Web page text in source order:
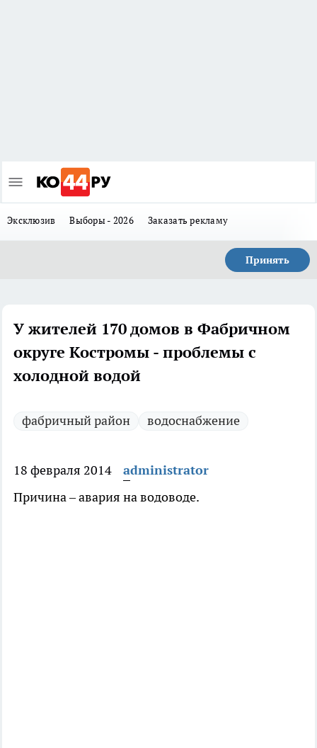
Эксклюзив Выборы - 2026 Заказать рекламу
Принять
У жителей 170 домов в Фабричном
округе Костромы - проблемы с
холодной водой
фабричный район водоснабжение
18 февраля 2014
administrator
Причина – авария на водоводе.